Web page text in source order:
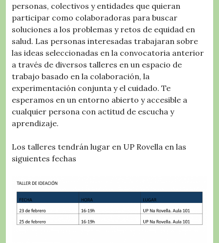
personas, colectivos y entidades que quieran
participar como colaboradoras para buscar
soluciones a los problemas y retos de equidad en
salud. Las personas interesadas trabajaran sobre
las ideas seleccionadas en la convocatoria anterior
a través de diversos talleres en un espacio de
trabajo basado en la colaboración, la
experimentación conjunta y el cuidado. Te
esperamos en un entorno abierto y accesible a
cualquier persona con actitud de escucha y
aprendizaje.
Los talleres tendrán lugar en UP Rovella en las
siguientes fechas